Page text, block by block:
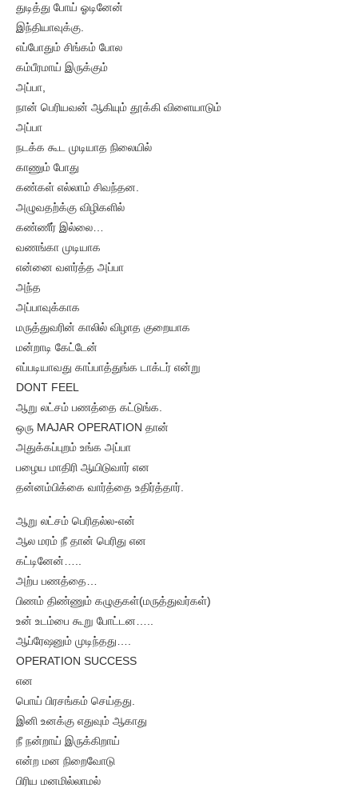
துடித்து போய் ஓடினேன்
இந்தியாவுக்கு.
எப்போதும் சிங்கம் போல
கம்பீரமாய் இருக்கும்
அப்பா,
நான் பெரியவன் ஆகியும் தூக்கி விளையாடும்
அப்பா
நடக்க கூட முடியாத நிலையில்
காணும் போது
கண்கள் எல்லாம் சிவந்தன.
அழுவதற்க்கு விழிகளில்
கண்ணீர் இல்லை…
வணங்கா முடியாக
என்னை வளர்த்த அப்பா
அந்த
அப்பாவுக்காக
மருத்துவரின் காலில் விழாத குறையாக
மன்றாடி கேட்டேன்
எப்படியாவது காப்பாத்துங்க டாக்டர் என்று
DONT FEEL
ஆறு லட்சம் பணத்தை கட்டுங்க.
ஒரு MAJAR OPERATION தான்
அதுக்கப்புறம் உங்க அப்பா
பழைய மாதிரி ஆயிடுவார் என
தன்னம்பிக்கை வார்த்தை உதிர்த்தார்.
ஆறு லட்சம் பெரிதல்ல-என்
ஆல மரம் நீ தான் பெரிது என
கட்டினேன்…..
அற்ப பணத்தை…
பிணம் திண்ணும் கழுகுகள்(மருத்துவர்கள்)
உன் உடம்பை கூறு போட்டன…..
ஆப்ரேஷனும் முடிந்தது….
OPERATION SUCCESS
என
பொய் பிரசங்கம் செய்தது.
இனி உனக்கு எதுவும் ஆகாது
நீ நன்றாய் இருக்கிறாய்
என்ற மன நிறைவோடு
பிரிய மனமில்லாமல்